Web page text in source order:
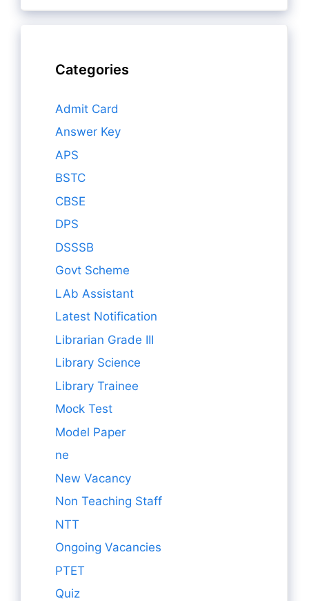
Categories
Admit Card
Answer Key
APS
BSTC
CBSE
DPS
DSSSB
Govt Scheme
LAb Assistant
Latest Notification
Librarian Grade III
Library Science
Library Trainee
Mock Test
Model Paper
ne
New Vacancy
Non Teaching Staff
NTT
Ongoing Vacancies
PTET
Quiz